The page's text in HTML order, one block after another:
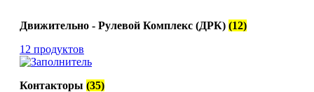
Движительно - Рулевой Комплекс (ДРК) (12)
12 продуктов
Контакторы (35)